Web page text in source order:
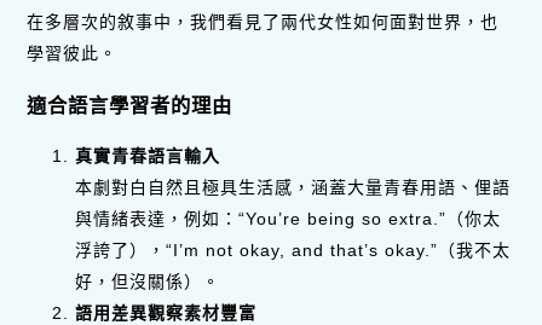
在多層次的敘事中，我們看見了兩代女性如何面對世界，也
學習彼此。
適合語言學習者的理由
真實青春語言輸入
本劇對白自然且極具生活感，涵蓋大量青春用語、俚語
與情緒表達，例如：“You’re being so extra.”（你太
浮誇了），“I’m not okay, and that’s okay.”（我不太
好，但沒關係）。
語用差異觀察素材豐富